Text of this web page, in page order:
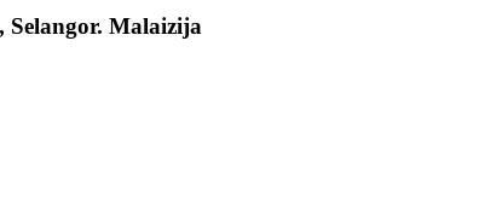
Selangor. Malaizija